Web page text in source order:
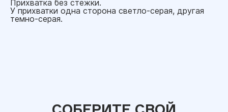
Прихватка без стежки.
У прихватки одна сторона светло-серая, другая
темно-серая.